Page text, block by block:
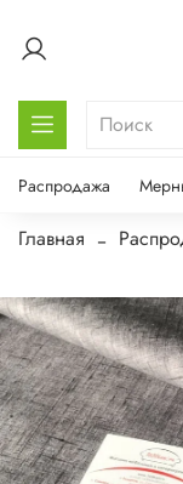
Распродажа
Главная